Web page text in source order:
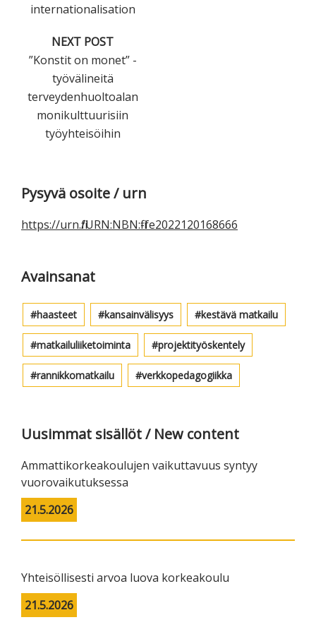
internationalisation
NEXT POST
”Konstit on monet” -
työvälineitä
terveydenhuoltoalan
monikulttuurisiin
työyhteisöihin
Ensisijainen
sivupalkki
Pysyvä osoite / urn
https://urn.fi/URN:NBN:fi-fe2022120168666
Avainsanat
haasteet kansainvälisyys kestävä matkailu
matkailuliiketoiminta projektityöskentely
rannikkomatkailu verkkopedagogiikka
Uusimmat sisällöt / New content
Ammattikorkeakoulujen vaikuttavuus syntyy
vuorovaikutuksessa
21.5.2026
Yhteisöllisesti arvoa luova korkeakoulu
21.5.2026